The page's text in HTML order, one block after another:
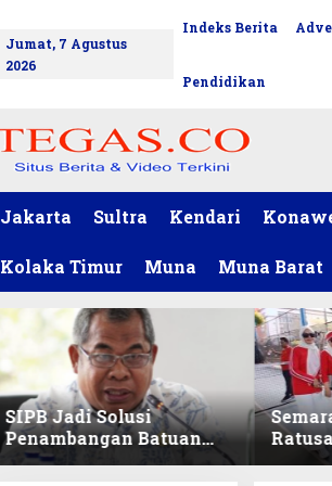
Jumat, 7 Agustus
2026
Indeks Berita
Pendidikan
Jakarta Sultra Kendari
Kolaka Timur Muna Muna Barat
SIPB Jadi Solusi
Penambangan Batuan
Komoditas ex-Golongan